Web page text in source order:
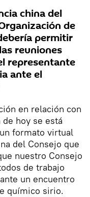
china del
de
permitir
reuniones
representante
ante el
en relación con
hoy se está
formato virtual
del Consejo que
nuestro Consejo
de trabajo
un encuentro
químico sirio.